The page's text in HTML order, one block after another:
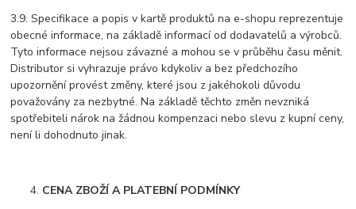
3.9. Specifikace a popis v kartě produktů na e-shopu reprezentuje
obecné informace, na základě informací od dodavatelů a výrobců.
Tyto informace nejsou závazné a mohou se v průběhu času měnit.
Distributor si vyhrazuje právo kdykoliv a bez předchozího
upozornění provést změny, které jsou z jakéhokoli důvodu
považovány za nezbytné. Na základě těchto změn nevzniká
spotřebiteli nárok na žádnou kompenzaci nebo slevu z kupní ceny,
není li dohodnuto jinak.
CENA ZBOŽÍ A PLATEBNÍ PODMÍNKY